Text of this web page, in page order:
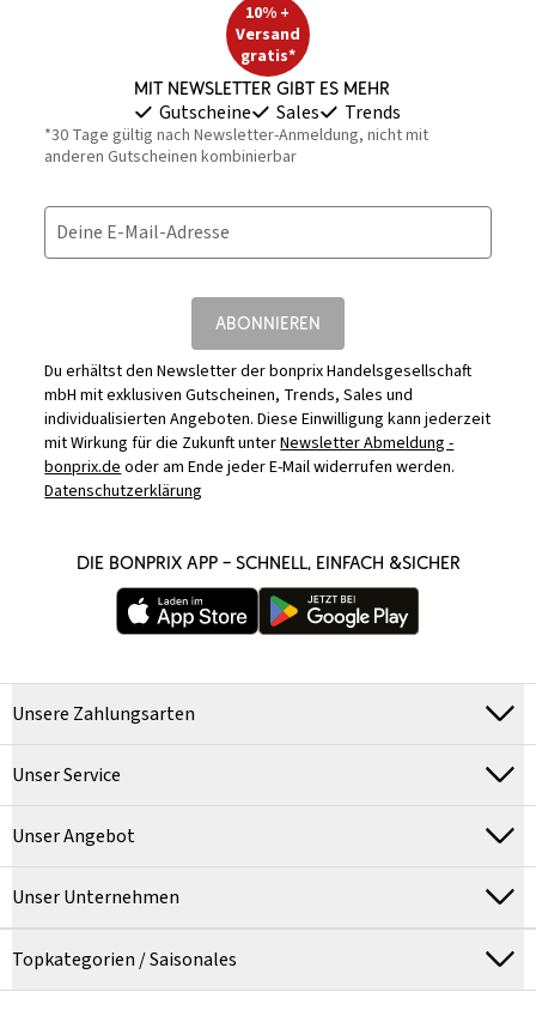
10% +
Versand
gratis*
Mit Newsletter gibt es mehr
Gutscheine Sales Trends
*30 Tage gültig nach Newsletter-Anmeldung, nicht mit
anderen Gutscheinen kombinierbar
Deine E-Mail-Adresse
ABONNIEREN
Du erhältst den Newsletter der bonprix Handelsgesellschaft
mbH mit exklusiven Gutscheinen, Trends, Sales und
individualisierten Angeboten. Diese Einwilligung kann jederzeit
mit Wirkung für die Zukunft unterNewsletter Abmeldung -
bonprix.deoder am Ende jeder E-Mail widerrufen werden.
Datenschutzerklärung
DIE BONPRIX APP – SCHNELL, EINFACH &SICHER
Unsere Zahlungsarten
Unser Service
Unser Angebot
Unser Unternehmen
Topkategorien / Saisonales